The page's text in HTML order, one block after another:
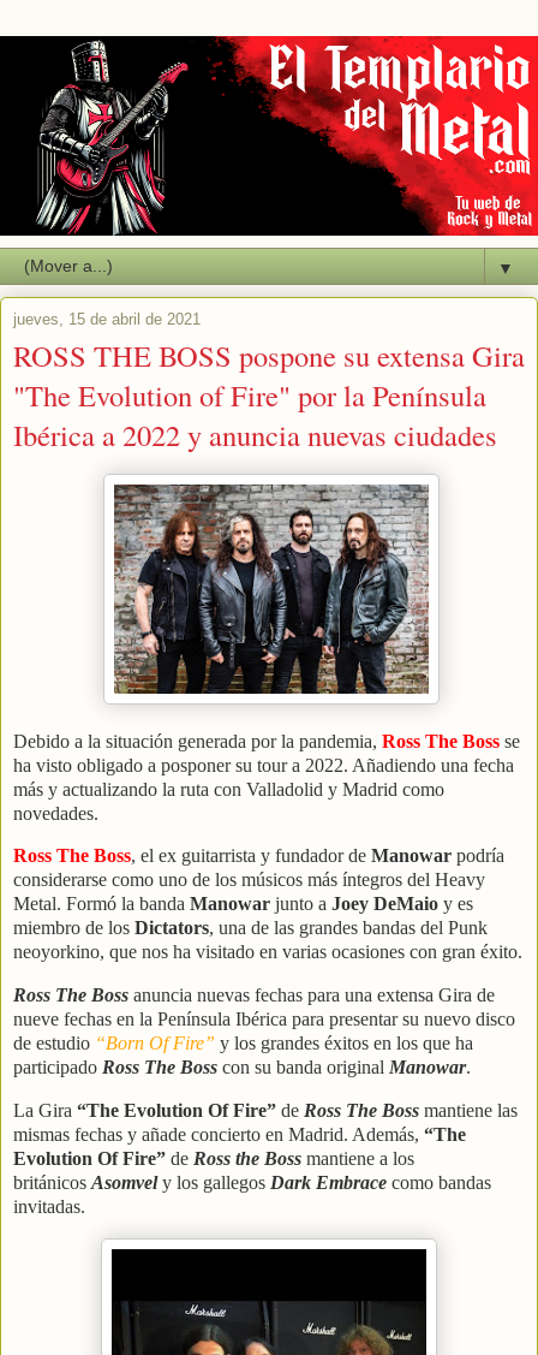
▼
jueves, 15 de abril de 2021
ROSS THE BOSS pospone su extensa Gira
"The Evolution of Fire" por la Península
Ibérica a 2022 y anuncia nuevas ciudades
Debido a la situación generada por la pandemia, Ross The Boss se
ha visto obligado a posponer su tour a 2022. Añadiendo una fecha
más y actualizando la ruta con Valladolid y Madrid como
novedades.
Ross The Boss, el ex guitarrista y fundador de Manowar podría
considerarse como uno de los músicos más íntegros del Heavy
Metal. Formó la banda Manowar junto a Joey DeMaio y es
miembro de los Dictators, una de las grandes bandas del Punk
neoyorkino, que nos ha visitado en varias ocasiones con gran éxito.
Ross The Boss anuncia nuevas fechas para una extensa Gira de
nueve fechas en la Península Ibérica para presentar su nuevo disco
de estudio “Born Of Fire” y los grandes éxitos en los que ha
participado Ross The Boss con su banda original Manowar.
La Gira “The Evolution Of Fire” de Ross The Boss mantiene las
mismas fechas y añade concierto en Madrid. Además, “The
Evolution Of Fire” de Ross the Boss mantiene a los
británicos Asomvely los gallegos Dark Embrace como bandas
invitadas.